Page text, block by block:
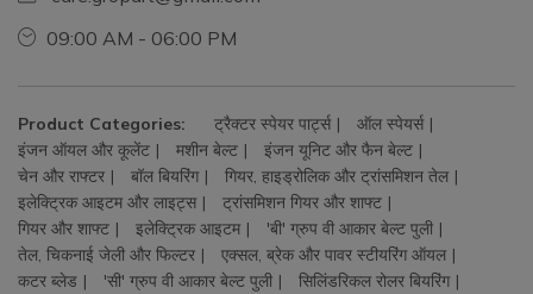
09:00 AM - 06:00 PM
Product Categories: ट्रैक्टर स्पेयर पार्ट्स
ऑल स्पेयर्स
इंजन ऑयल और कूलेंट
मशीन बेल्ट
इंजन यूनिट और फैन बेल्ट
चेन और राफ्टर
बॉल बियरिंग
गियर, हाइड्रोलिक और ट्रांसमिशन तेल
इलेक्ट्रिक आइटम और लाइट्स
ट्रांसमिशन गियर और शाफ्ट
गियर और शाफ्ट
इलेक्ट्रिक आइटम
'बी' ग्रुप वी आकार बेल्ट पुली
तेल, चिकनाई जेली और फिल्टर
एक्सल, ब्रेक और पावर स्टीयरिंग ऑयल
कटर ब्लेड
'सी' ग्रुप वी आकार बेल्ट पुली
सिलिंडरिकल रोलर बियरिंग